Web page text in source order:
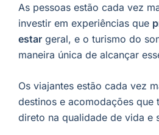
As pessoas estão cada vez
investir em experiências que
estar geral, e o turismo do
maneira única de alcançar
Os viajantes estão cada vez
destinos e acomodações que
direto na qualidade de vida e